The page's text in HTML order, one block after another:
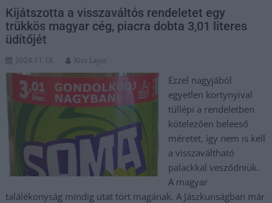
Kijátszotta a visszaváltós rendeletet egy
trükkös magyar cég, piacra dobta 3,01 literes
üdítőjét
2024.11.18. Kiss Lajos
Ezzel nagyjából
egyetlen kortynyival
túllépi a rendeletben
kötelezően beleeső
méretet, így nem is kell
a visszaváltható
palackkal vesződniük.
A magyar
találékonyság mindig utat tört magának. A Jászkunságban már